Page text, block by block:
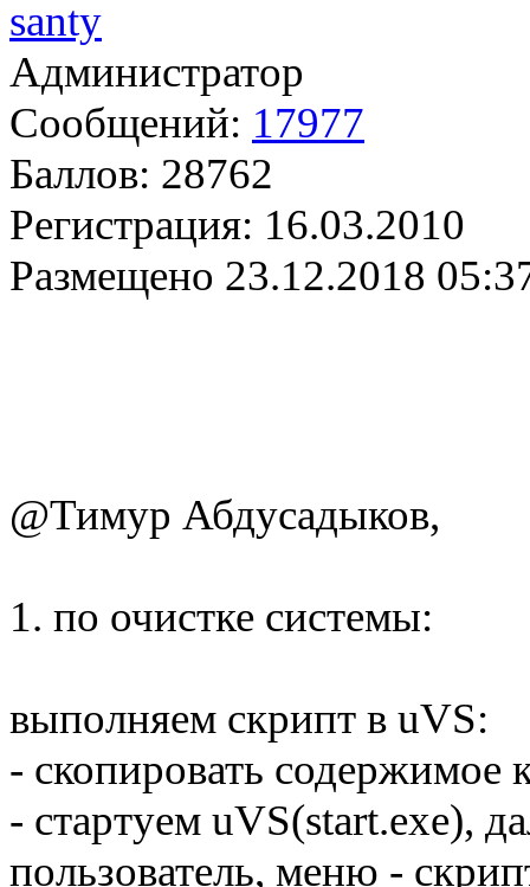
santy
Администратор
Сообщений: 17977
Баллов: 28762
Регистрация: 16.03.2010
Размещено 23.12.2018
@Тимур Абдусадыков,
1. по очистке системы:
выполняем скрипт в uVS:
- скопировать содержимое
- стартуем uVS(start.exe),
пользователь, меню -